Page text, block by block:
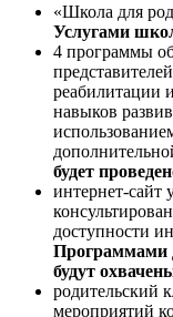
«Школа для
Услугами
4 программы
реабилитации
навыков
будет
интернет-сайт
доступности
Программами
будут
родительский
мероприятий